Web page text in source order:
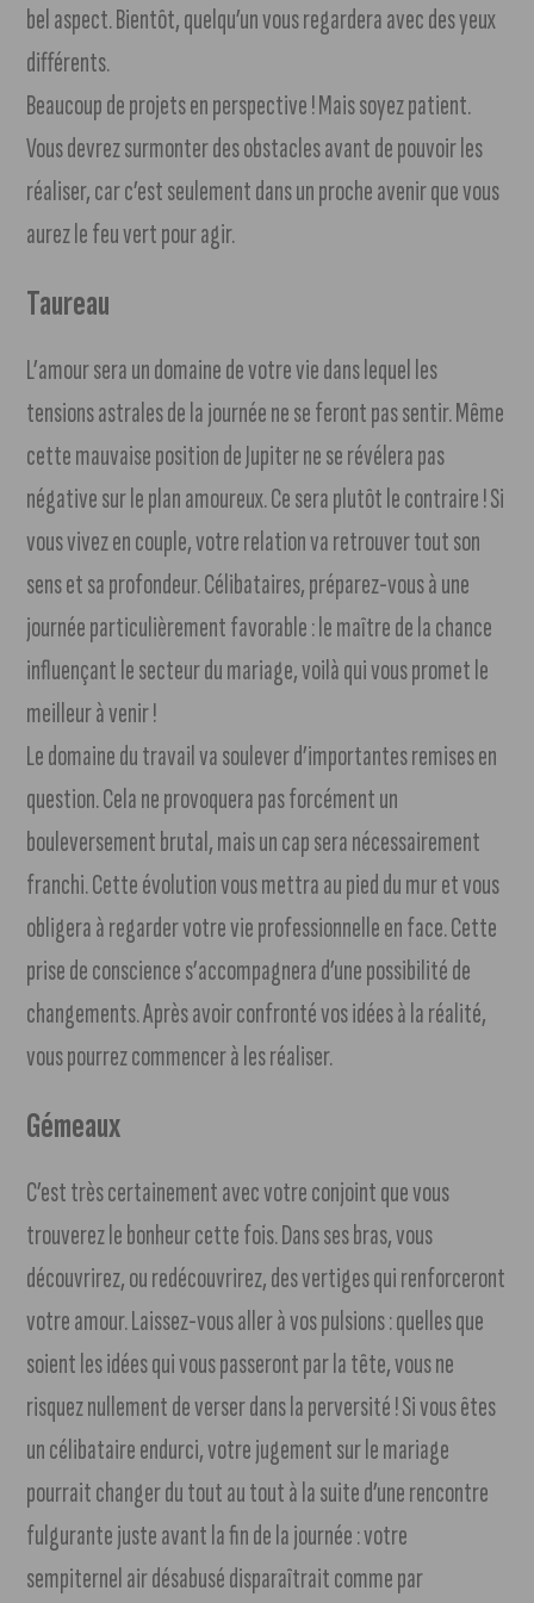
bel aspect. Bientôt, quelqu’un vous regardera avec des yeux
différents.
Beaucoup de projets en perspective ! Mais soyez patient.
Vous devrez surmonter des obstacles avant de pouvoir les
réaliser, car c’est seulement dans un proche avenir que vous
aurez le feu vert pour agir.
Taureau
L’amour sera un domaine de votre vie dans lequel les
tensions astrales de la journée ne se feront pas sentir. Même
cette mauvaise position de Jupiter ne se révélera pas
négative sur le plan amoureux. Ce sera plutôt le contraire ! Si
vous vivez en couple, votre relation va retrouver tout son
sens et sa profondeur. Célibataires, préparez-vous à une
journée particulièrement favorable : le maître de la chance
influençant le secteur du mariage, voilà qui vous promet le
meilleur à venir !
Le domaine du travail va soulever d’importantes remises en
question. Cela ne provoquera pas forcément un
bouleversement brutal, mais un cap sera nécessairement
franchi. Cette évolution vous mettra au pied du mur et vous
obligera à regarder votre vie professionnelle en face. Cette
prise de conscience s’accompagnera d’une possibilité de
changements. Après avoir confronté vos idées à la réalité,
vous pourrez commencer à les réaliser.
Gémeaux
C’est très certainement avec votre conjoint que vous
trouverez le bonheur cette fois. Dans ses bras, vous
découvrirez, ou redécouvrirez, des vertiges qui renforceront
votre amour. Laissez-vous aller à vos pulsions : quelles que
soient les idées qui vous passeront par la tête, vous ne
risquez nullement de verser dans la perversité ! Si vous êtes
un célibataire endurci, votre jugement sur le mariage
pourrait changer du tout au tout à la suite d’une rencontre
fulgurante juste avant la fin de la journée : votre
sempiternel air désabusé disparaîtrait comme par